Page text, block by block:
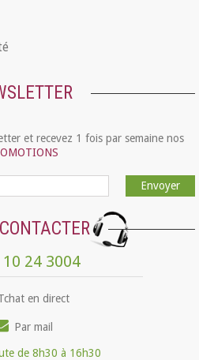
et recevez 1 fois par semaine nos
Envoyer
24 3004
en direct
Par mail
de 8h30 à 16h30